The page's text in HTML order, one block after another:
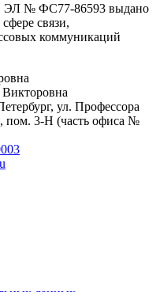
ЭЛ № ФС77-86593 выдано
связи,
коммуникаций
ул. Профессора
пом. 3-Н (часть офиса №